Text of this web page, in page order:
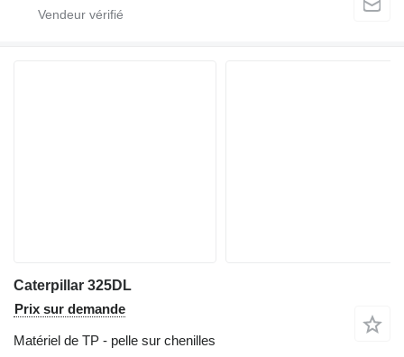
Caterpillar 325DL
Prix sur demande
Matériel de TP - pelle sur chenilles